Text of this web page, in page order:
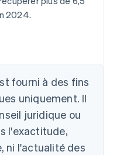
2024.
fourni à des fins
uniquement. Il
juridique ou
l'exactitude,
ni l'actualité des